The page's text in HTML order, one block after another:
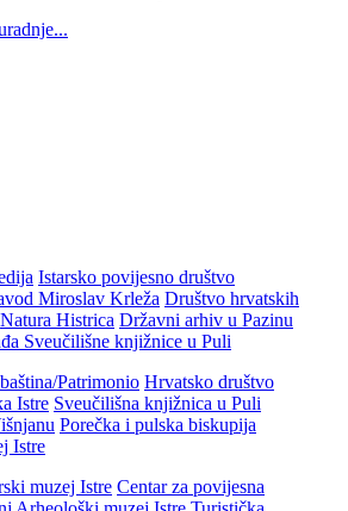
Istarsko povijesno društvo
Miroslav Krleža Društvo hrvatskih
Natura Histrica Državni arhiv u Pazinu
Sveučilišne knjižnice u Puli
Patrimonio Hrvatsko društvo
Istre Sveučilišna knjižnica u Puli
Porečka i pulska biskupija
Istre
muzej Istre Centar za povijesna